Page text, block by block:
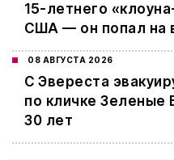
15-летнего
США — он попал на
08 АВГУСТА 2026
С Эвереста
по кличке Зеленые
30 лет